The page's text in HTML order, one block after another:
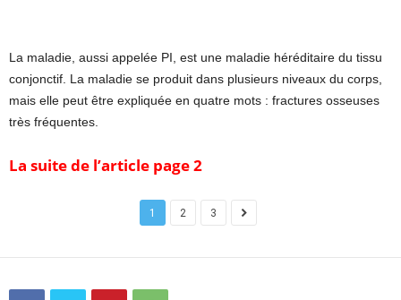
La maladie, aussi appelée PI, est une maladie héréditaire du tissu
conjonctif. La maladie se produit dans plusieurs niveaux du corps,
mais elle peut être expliquée en quatre mots : fractures osseuses
très fréquentes.
La suite de l’article page 2
1 2 3